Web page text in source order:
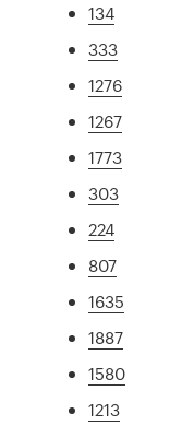
134
333
1276
1267
1773
303
224
807
1635
1887
1580
1213